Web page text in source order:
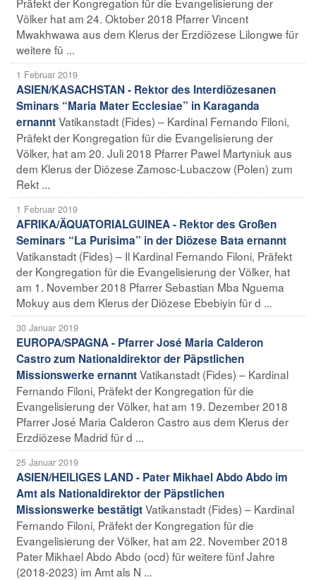
Völker hat am 24. Oktober 2018 Pfarrer Vincent
Mwakhwawa aus dem Klerus der Erzdiözese Lilongwe für
weitere fü ...
1 Februar 2019
ASIEN/KASACHSTAN - Rektor des Interdiözesanen
Sminars “Maria Mater Ecclesiae” in Karaganda
ernanntVatikanstadt (Fides) – Kardinal Fernando Filoni,
Präfekt der Kongregation für die Evangelisierung der
Völker, hat am 20. Juli 2018 Pfarrer Pawel Martyniuk aus
dem Klerus der Diözese Zamosc-Lubaczow (Polen) zum
Rekt ...
1 Februar 2019
AFRIKA/ÄQUATORIALGUINEA - Rektor des Großen
Seminars “La Purisima” in der Diözese Bata ernannt
Vatikanstadt (Fides) – Il Kardinal Fernando Filoni, Präfekt
der Kongregation für die Evangelisierung der Völker, hat
am 1. November 2018 Pfarrer Sebastian Mba Nguema
Mokuy aus dem Klerus der Diözese Ebebiyin für d ...
30 Januar 2019
EUROPA/SPAGNA - Pfarrer José Maria Calderon
Castro zum Nationaldirektor der Päpstlichen
Missionswerke ernanntVatikanstadt (Fides) – Kardinal
Fernando Filoni, Präfekt der Kongregation für die
Evangelisierung der Völker, hat am 19. Dezember 2018
Pfarrer José Maria Calderon Castro aus dem Klerus der
Erzdiözese Madrid für d ...
25 Januar 2019
ASIEN/HEILIGES LAND - Pater Mikhael Abdo Abdo im
Amt als Nationaldirektor der Päpstlichen
Missionswerke bestätigtVatikanstadt (Fides) – Kardinal
Fernando Filoni, Präfekt der Kongregation für die
Evangelisierung der Völker, hat am 22. November 2018
Pater Mikhael Abdo Abdo (ocd) für weitere fünf Jahre
(2018-2023) im Amt als N ...